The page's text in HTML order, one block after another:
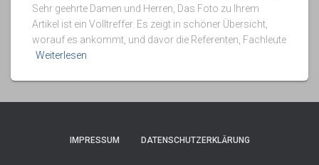
Sehr geehrte Damen und Herren, Das Foto zu Ihrem
Artikel ist ein Volltreffer. Es zeigt in schöner Übersicht,
worauf es ankommt, und davor die Referenten, Fachleute
Weiterlesen
IMPRESSUM DATENSCHUTZERKLÄRUNG